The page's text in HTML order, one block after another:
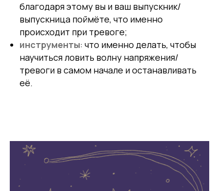
благодаря этому вы и ваш выпускник/
выпускница поймёте, что именно
происходит при тревоге;
инструменты: что именно делать, чтобы
научиться ловить волну напряжения/
тревоги в самом начале и останавливать
её.